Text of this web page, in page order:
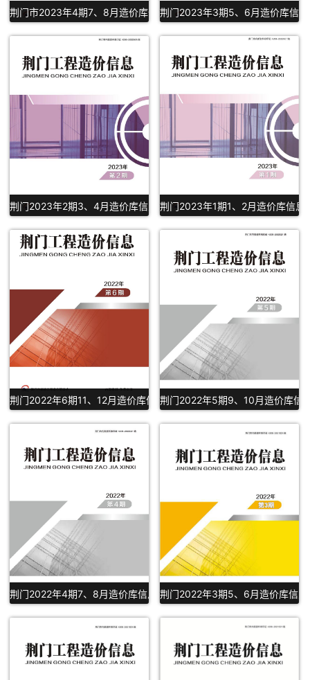
荆门市2023年4期7、8月造价库信息PDF扫描件下载
荆门2023年3期5、6月造价库信
荆门2023年2期3、4月造价库信息PDF扫描件下载荆门2023年1期1、2月造价库信息
荆门2022年6期11、12月造价库信息PDF扫描件下载
荆门2022年5期9、10月造价库信
荆门2022年4期7、8月造价库信息PDF扫描件下载荆门2022年3期5、6月造价库信息